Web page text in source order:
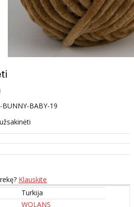
BUNNY-BABY-19
Klauskite
Turkija
WOLANS